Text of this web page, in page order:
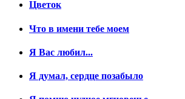
Цветок
Что в имени тебе моем
Я Вас любил...
Я думал, сердце позабыло